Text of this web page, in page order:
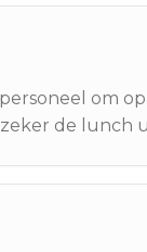
om
de lunch